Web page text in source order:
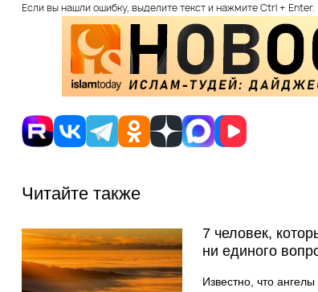
Если вы нашли ошибку, выделите текст и нажмите Ctrl + Enter.
Читайте также
7 человек,
ни единого
Известно, что